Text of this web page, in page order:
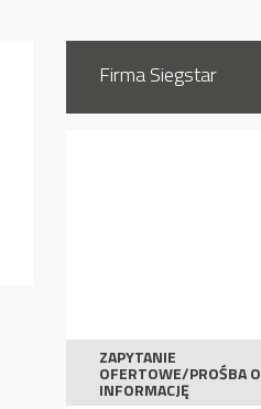
Firma Siegstar
ZAPYTANIE
OFERTOWE/PROŚBA O
INFORMACJĘ